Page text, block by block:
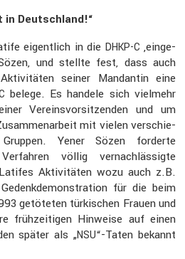
in Deutsch­land!“
eigent­lich in die DHKP-C ‚einge­
und stellte fest, dass auch
seiner Mandantin eine
belege. Es handele sich vielmehr
Vereins­vor­sit­zenden und um
mit vielen verschie­
Yener Sözen forderte
völlig vernach­läs­sigte
Aktivi­täten wozu auch z.B.
für die beim
getöteten türki­schen Frauen und
frühzei­tigen Hinweise auf einen
später als „NSU“-Taten bekannt